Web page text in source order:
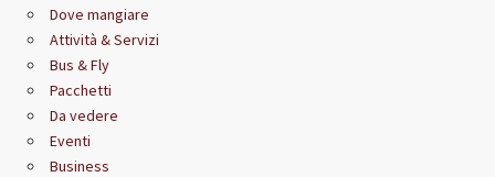
Dove mangiare
Attività & Servizi
Bus & Fly
Pacchetti
Da vedere
Eventi
Business